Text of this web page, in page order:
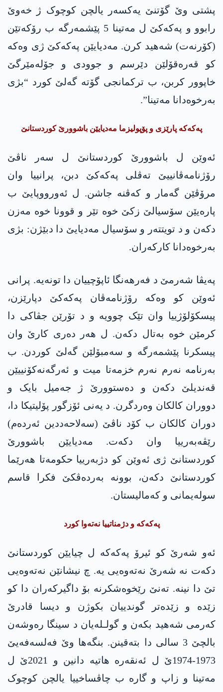
پشتی وێ گۆتنێ یەکسەر یالچن کوچوک ژ خەوێ
رابوو و پەکەکێ ل مەتینا 5 پێشمەرگە ب رۆکەتێن
(کۆرنەت) شەھید کرن. مەدیایێن پەکەکێ ژی وەکە
کو قەرەقۆلێن دێرسم و جوودی و جۆلەمێرگێ
خاپوور کربن، ب ترکمانجی گۆتە گەلێ کورد “بژی
بەرخوەدانا مەتینا”.
پەکەکە پارێزی و پۆپولیزما مەدیایێن باشوورێ کوردستانێ
ئەوێن ل باشوورێ کوردستانێ ل سەر ناڤێ
رۆژنامەڤانییێ تەڤلی پەکەکێ دبن، پرانییا وان
مرۆڤێن گەمار و کەڤنە جاشن. ل ئەورووپایێ ب
پارەیێن سۆسیالێ زکێ خوە تێر و قوونا خوە مەزن
دکەن و د تویتتەر و سۆسیال مەدیایێ دا دبێژن: بژی
بەرخوەدانا کارکەران.
پەیڤا شەرمێ د فەرھەنگا ئاپۆچییان دا تونەیە. پرانی
ئەوێن کو وەکە رۆژنامەڤان پەکەکێ دپارێزن،
پیسکۆلۆژییا وان تێک چوویە و د تۆرێن جڤاکی دا
کرمێن خوە بەتال دکەن. ل ھەر دەری کارێ وان
پیسکرنا پێشمەرگە و سەمبۆلێن گەلێ کوردن. ب
بەرنامە نەرم نەرم خزمەتا میت و ئەرگەنەکۆنییێن
قەندیلێ دکەن و دەستوورێ ژ جەمیل بایک و
دووران کالکان وەردگرن. د یەنی ئۆزگور پۆلیتیکا دا،
دوران کالکان ب کۆد ناڤێ (سەلاحەددین ئەردەم)
رێڤەبەرییا وان دکەت. مەدیایێن باشوورێ
کوردستانێ ژی ئەوێن کو دژبەرییا حکومەتا ھەرێما
کوردستانێ دکەن، بوونە بەردەڤکێ فکرا قاسم
سولەیمانی و کەمالیستان.
پەکەکە و دژمناتییا نەتەوا کورد
ئەو شەرێ کو ئیرۆ پەکەکە ل چیایێن کوردستانێ
دکەت نە شەرێ نەتەوەیی یە. چ نیشانێن نەتەوەیی
تێ دا نینە. تەنێ رێخوەشکرنە بۆ داگیرکەران دا کو
زێدە و زێدەتر گوندییان بکوژن و دیسا قادرێ
کەرمی شەھید بکەن و گولـلەیان د سینگا رەوشەن
بالچێ 3 سالی دا بتەقینن. بنگەھا وێ فەلسەفەیێ
1973-1974ێ ل ئەنقەرە ھاتیە دانین و 2021ێ ل
مەتینا و زاپ و گارە ب چاڤساخییا یالچن کوچوک